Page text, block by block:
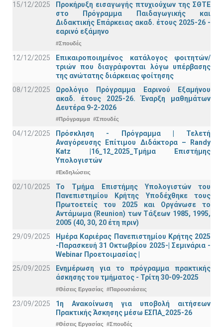
15/12/2025
Προκήρυξη εισαγωγής πτυχιούχων της ΣΘΤΕ
στο Πρόγραμμα Παιδαγωγικής και
Διδακτικής Επάρκειας ακαδ. έτους 2025-26 -
εαρινό εξάμηνο
#Σπουδές
12/12/2025
Επικαιροποιημένος κατάλογος φοιτητών/
τριών που διαγράφονται λόγω υπέρβασης
της ανώτατης διάρκειας φοίτησης
08/12/2025
Ωρολόγιο Πρόγραμμα Εαρινού Εξαμήνου
ακαδ. έτους 2025-26. Έναρξη μαθημάτων
Δευτέρα 9-2-2026
#Πρόγραμμα #Σπουδές
04/12/2025
Πρόσκληση - Πρόγραμμα | Τελετή
Αναγόρευσης Επίτιμου Διδάκτορα – Randy
Katz |16_12_2025_Τμήμα Επιστήμης
Υπολογιστών
#Εκδηλώσεις
02/10/2025
Το Τμήμα Επιστήμης Υπολογιστών του
Πανεπιστημίου Κρήτης Υποδέχθηκε τους
Πρωτοετείς του 2025 και Οργάνωσε το
Αντάμωμα (Reunion) των Τάξεων 1985, 1995,
2005 (40, 30, 20 έτη πριν)
29/09/2025
Ημέρα Καριέρας Πανεπιστημίου Κρήτης 2025
-Παρασκευή 31 Οκτωβρίου 2025-| Σεμινάρια -
Webinar Προετοιμασίας |
25/09/2025
Ενημέρωση για το πρόγραμμα πρακτικής
άσκησης του τμήματος - Τρίτη 30-09-2025
#Θέσεις Εργασίας #Παρουσιάσεις
23/09/2025
1η Ανακοίνωση για υποβολή αιτήσεων
Πρακτικής Άσκησης μέσω ΕΣΠΑ_2025-26
#Θέσεις Εργασίας #Σπουδές